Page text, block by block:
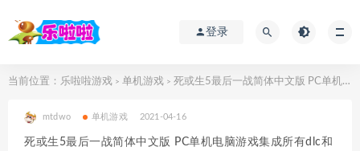
登录
当前位置： 乐啦啦游戏 > 单机游戏 > 死或生5最后一战简体中文版 PC单机电脑游戏集成所有dlc和升级档
mtdwo 单机游戏 2021-04-16
死或生5最后一战简体中文版 PC单机电脑游戏集成所有dlc和